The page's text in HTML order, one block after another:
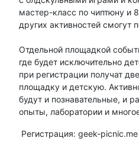
мастер-класс по чиптюну и
других активностей смогут
Отдельной площадкой
где будет исключительно
при регистрации получат
площадку и детскую.
будут и познавательные, и
опыты, лаборатории и
Регистрация: geek-picnic.me